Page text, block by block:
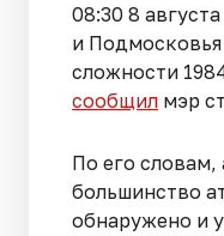
08:30 8
и
сложности
сообщил мэр
По его
большинство
обнаружено и